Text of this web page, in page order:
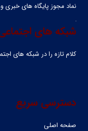
نماد مجوز پایگاه های خبری
شبکه های
کلام تازه را در شبکه ‌های
دسترسی سریع
صفحه اصلی